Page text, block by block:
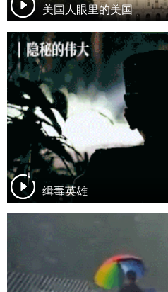
美国人眼里的美国
缉毒英雄